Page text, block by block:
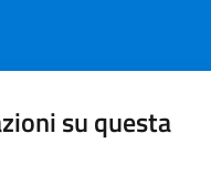
su questa